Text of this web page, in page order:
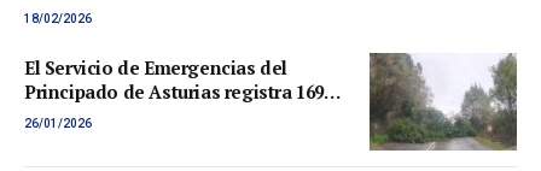
18/02/2026
El Servicio de Emergencias del
Principado de Asturias registra 169
incidencias relacionadas con los
26/01/2026